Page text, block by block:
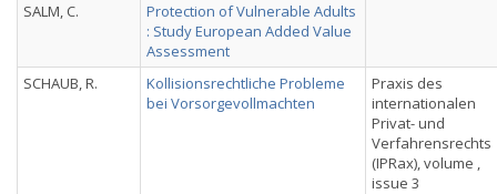
SALM, C.
Protection of Vulnerable Adults
: Study European Added Value
Assessment
SCHAUB, R.
Kollisionsrechtliche Probleme
bei Vorsorgevollmachten
Praxis des
internationalen
Privat- und
Verfahrensrechts
(IPRax), volume ,
issue 3